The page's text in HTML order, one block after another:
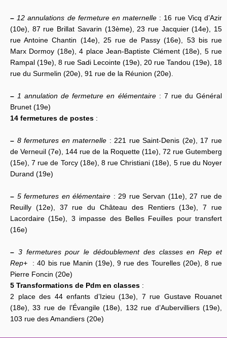
– 12 annulations de fermeture en maternelle : 16 rue Vicq d’Azir
(10e), 87 rue Brillat Savarin (13ème), 23 rue Jacquier (14e), 15
rue Antoine Chantin (14e), 25 rue de Passy (16e), 53 bis rue
Marx Dormoy (18e), 4 place Jean-Baptiste Clément (18e), 5 rue
Rampal (19e), 8 rue Sadi Lecointe (19e), 20 rue Tandou (19e), 18
rue du Surmelin (20e), 91 rue de la Réunion (20e).
– 1 annulation de fermeture en élémentaire: 7 rue du Général
Brunet (19e)
14 fermetures de postes :
– 8 fermetures en maternelle : 221 rue Saint-Denis (2e), 17 rue
de Verneuil (7e), 144 rue de la Roquette (11e), 72 rue Gutemberg
(15e), 7 rue de Torcy (18e), 8 rue Christiani (18e), 5 rue du Noyer
Durand (19e)
– 5 fermetures en élémentaire : 29 rue Servan (11e), 27 rue de
Reuilly (12e), 37 rue du Château des Rentiers (13e), 7 rue
Lacordaire (15e), 3 impasse des Belles Feuilles pour transfert
(16e)
– 3 fermetures pour le dédoublement des classes en Rep et
Rep+
: 40 bis rue Manin (19e), 9 rue des Tourelles (20e), 8 rue
Pierre Foncin (20e)
5 Transformations de Pdm en classes :
2 place des 44 enfants d’Izieu (13e), 7 rue Gustave Rouanet
(18e), 33 rue de l’Évangile (18e), 132 rue d’Aubervilliers (19e),
103 rue des Amandiers (20e)